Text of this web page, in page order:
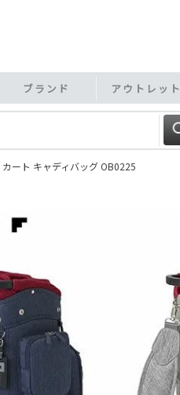
ブランド アウトレット
ート キャディバッグ OB0225